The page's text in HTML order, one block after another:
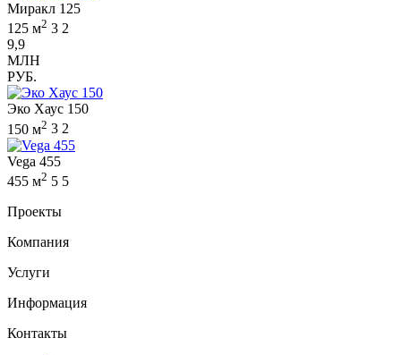
Миракл 125
125 м2 3 2
9,9
МЛН
РУБ.
Эко Хаус 150
150 м2 3 2
Vega 455
455 м2 5 5
Проекты
Компания
Услуги
Информация
Контакты